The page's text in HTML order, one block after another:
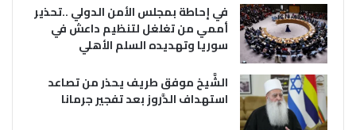
في إحاطة بمجلس الأمن الدولي ..تحذير
أممي من تغلغل لتنظيم داعش في
سوريا وتهديده السلم الأهلي
الشَّيخ موفق طريف يحذر من تصاعد
استهداف الدَّروز بعد تفجير جرمانا